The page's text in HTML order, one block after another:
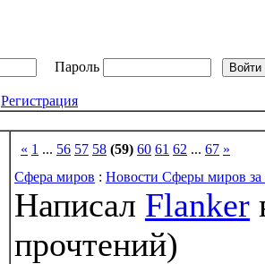
Пароль
Регистрация
« 1 ... 56 57 58 (59) 60 61 62 ... 67 »
Сфера миров : Новости Сферы миров за
Написал Flanker
прочтений)